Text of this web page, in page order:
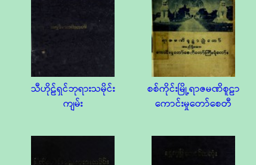
သီဟိုဠ်ရှင်ဘုရားသမိုင်း
ကျမ်း
စစ်ကိုင်းမြို့ရာဇမဏိစူဠာ
ကောင်းမှုတော်စေတီ